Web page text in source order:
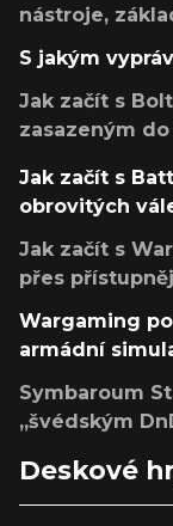
nástroje,
S jakým
Jak začít s
zasazeným
Jak začít s
obrovitých
Jak začít s
přes
Wargaming
armádní
Symbaroum
„švédským
Deskové